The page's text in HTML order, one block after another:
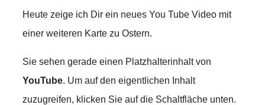
Heute zeige ich Dir ein neues You Tube Video mit
einer weiteren Karte zu Ostern.
Sie sehen gerade einen Platzhalterinhalt von
YouTube. Um auf den eigentlichen Inhalt
zuzugreifen, klicken Sie auf die Schaltfläche unten.